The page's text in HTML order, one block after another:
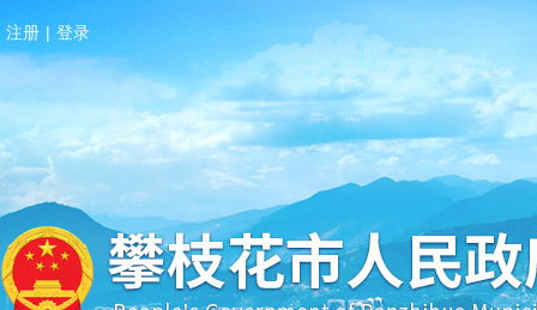
注册 | 登录